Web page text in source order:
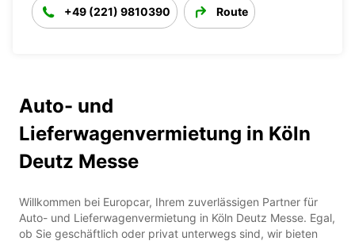
+49 (221) 9810390 Route
Auto- und
Lieferwagenvermietung in Köln
Deutz Messe
Willkommen bei Europcar, Ihrem zuverlässigen Partner für
Auto- und Lieferwagenvermietung in Köln Deutz Messe. Egal,
ob Sie geschäftlich oder privat unterwegs sind, wir bieten